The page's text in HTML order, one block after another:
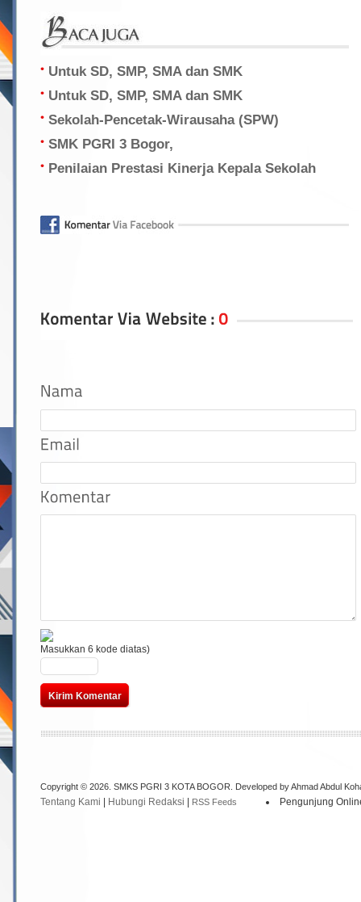
Untuk SD, SMP, SMA dan SMK
Untuk SD, SMP, SMA dan SMK
Sekolah-Pencetak-Wirausaha (SPW)
SMK PGRI 3 Bogor,
Penilaian Prestasi Kinerja Kepala Sekolah
Masukkan 6 kode diatas)
Copyright © 2026. SMKS PGRI 3 KOTA BOGOR. Developed by Ahmad Abdul
Tentang Kami Hubungi Redaksi RSS Feeds Pengunjung